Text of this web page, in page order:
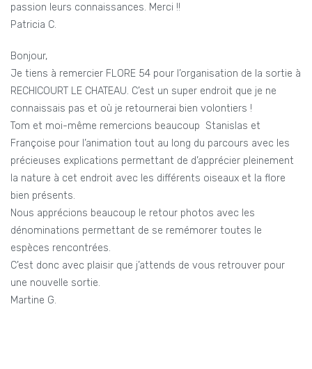
passion leurs connaissances. Merci !!
Patricia C.
Bonjour,
Je tiens à remercier FLORE 54 pour l’organisation de la sortie à
RECHICOURT LE CHATEAU. C’est un super endroit que je ne
connaissais pas et où je retournerai bien volontiers !
Tom et moi-même remercions beaucoup Stanislas et
Françoise pour l’animation tout au long du parcours avec les
précieuses explications permettant de d’apprécier pleinement
la nature à cet endroit avec les différents oiseaux et la flore
bien présents.
Nous apprécions beaucoup le retour photos avec les
dénominations permettant de se remémorer toutes le
espèces rencontrées.
C’est donc avec plaisir que j’attends de vous retrouver pour
une nouvelle sortie.
Martine G.